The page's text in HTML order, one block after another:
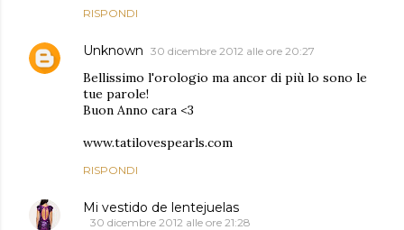
RISPONDI
Unknown 30 dicembre 2012 alle ore 20:27
Bellissimo l'orologio ma ancor di più lo sono le
tue parole!
Buon Anno cara <3
www.tatilovespearls.com
RISPONDI
Mi vestido de lentejuelas
30 dicembre 2012 alle ore 21:28